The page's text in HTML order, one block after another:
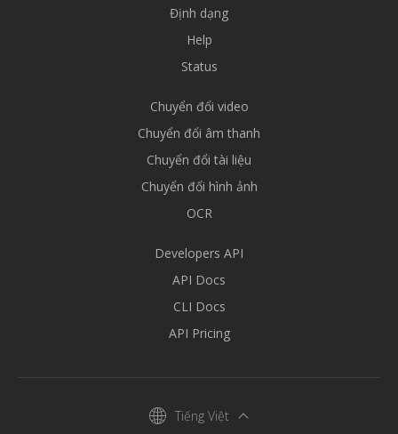
Định dạng
Help
Status
Chuyển đổi video
Chuyển đổi âm thanh
Chuyển đổi tài liệu
Chuyển đổi hình ảnh
OCR
Developers API
API Docs
CLI Docs
API Pricing
Tiếng Việt